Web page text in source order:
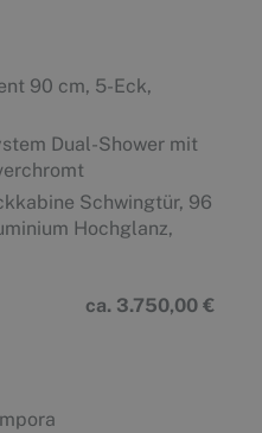
90 cm, 5-Eck,
Dual-Shower mit
Schwingtür, 96
Hochglanz,
ca. 3.750,00 €